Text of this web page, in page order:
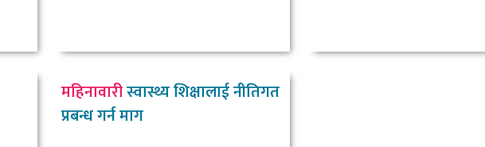
महिनावारीस्वास्थ्य शिक्षालाई नीतिगत
प्रबन्ध गर्न माग